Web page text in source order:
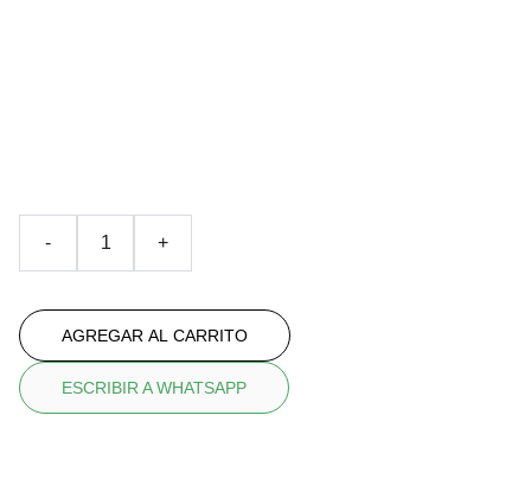
- +
AGREGAR AL CARRITO
ESCRIBIR A WHATSAPP